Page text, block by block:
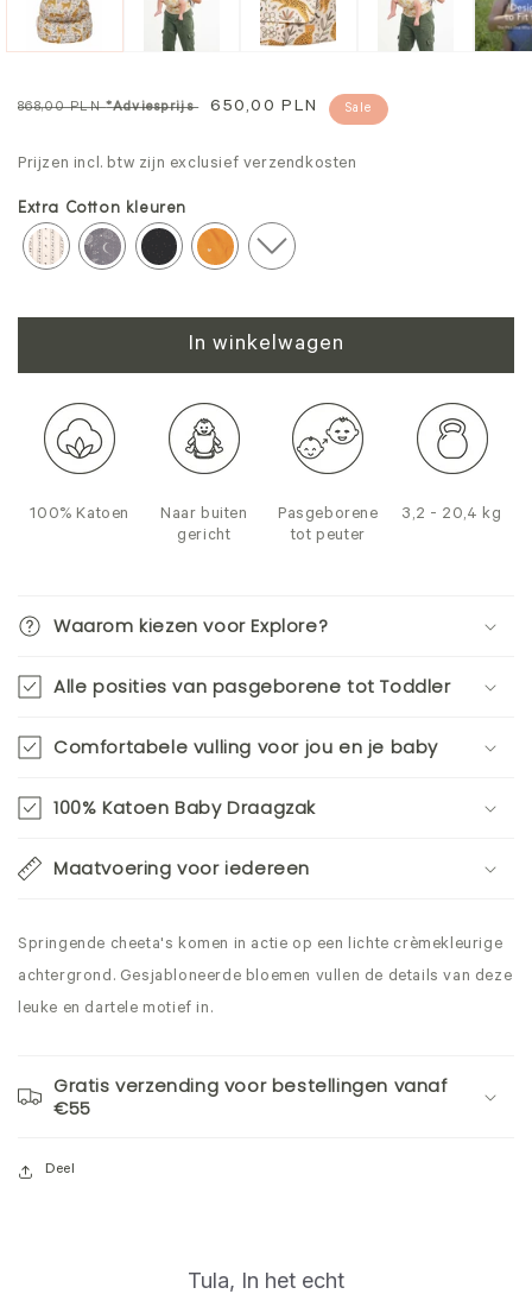
Normale
868,00 PLN*Adviesprijs Verkoopprijs
650,00 PLN Sale
Prijzen incl. btw zijn exclusief verzendkosten
Extra Cotton kleuren
In winkelwagen
100% Katoen
Naar buiten
gericht
Pasgeborene
tot peuter
3,2 - 20,4 kg
Waarom kiezen voor Explore?
Alle posities van pasgeborene tot Toddler
Comfortabele vulling voor jou en je baby
100% Katoen Baby Draagzak
Maatvoering voor iedereen
Springende cheeta's komen in actie op een lichte crèmekleurige
achtergrond. Gesjabloneerde bloemen vullen de details van deze
leuke en dartele motief in.
Gratis verzending voor bestellingen vanaf
€55
Deel
Tula, In het echt